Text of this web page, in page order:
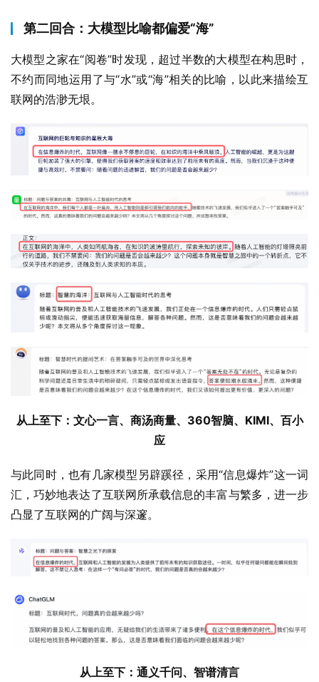
第二回合：大模型比喻都偏爱“海”
大模型之家在“阅卷”时发现，超过半数的大模型在构思时，
不约而同地运用了与“水”或“海”相关的比喻，以此来描绘互
联网的浩渺无垠。
从上至下：文心一言、商汤商量、360智脑、KIMI、百小
应
与此同时，也有几家模型另辟蹊径，采用“信息爆炸”这一词
汇，巧妙地表达了互联网所承载信息的丰富与繁多，进一步
凸显了互联网的广阔与深邃。
从上至下：通义千问、智谱清言